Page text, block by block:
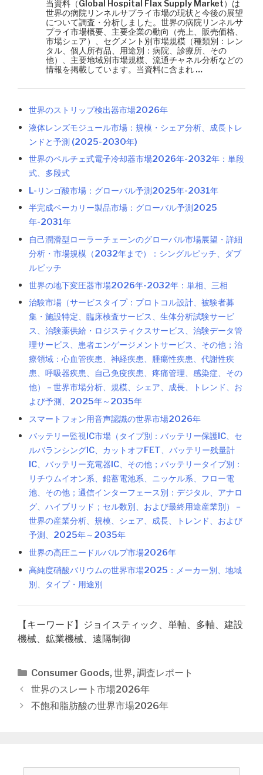
当資料（Global Hospital Flax Supply Market）は
世界の病院リンネルサプライ市場の現状と今後の展望
について調査・分析しました。世界の病院リンネルサ
プライ市場概要、主要企業の動向（売上、販売価格、
市場シェア）、セグメント別市場規模（種類別：レン
タル、個人所有品、用途別：病院、診療所、その
他）、主要地域別市場規模、流通チャネル分析などの
情報を掲載しています。当資料に含まれ …
世界のストリップ検出器市場2026年
液体レンズモジュール市場：規模・シェア分析、成長トレ
ンドと予測 (2025-2030年)
世界のペルチェ式電子冷却器市場2026年-2032年：単段
式、多段式
L-リンゴ酸市場：グローバル予測2025年-2031年
半完成ベーカリー製品市場：グローバル予測2025
年-2031年
自己潤滑型ローラーチェーンのグローバル市場展望・詳細
分析・市場規模（2032年まで）：シングルピッチ、ダブ
ルピッチ
世界の地下変圧器市場2026年-2032年：単相、三相
治験市場（サービスタイプ：プロトコル設計、被験者募
集・施設特定、臨床検査サービス、生体分析試験サービ
ス、治験薬供給・ロジスティクスサービス、治験データ管
理サービス、患者エンゲージメントサービス、その他；治
療領域：心血管疾患、神経疾患、腫瘍性疾患、代謝性疾
患、呼吸器疾患、自己免疫疾患、疼痛管理、感染症、その
他）－世界市場分析、規模、シェア、成長、トレンド、お
よび予測、2025年～2035年
スマートフォン用音声認識の世界市場2026年
バッテリー監視IC市場（タイプ別：バッテリー保護IC、セ
ルバランシングIC、カットオフFET、バッテリー残量計
IC、バッテリー充電器IC、その他；バッテリータイプ別：
リチウムイオン系、鉛蓄電池系、ニッケル系、フロー電
池、その他；通信インターフェース別：デジタル、アナロ
グ、ハイブリッド；セル数別、および最終用途産業別）－
世界の産業分析、規模、シェア、成長、トレンド、および
予測、2025年～2035年
世界の高圧ニードルバルブ市場2026年
高純度硝酸バリウムの世界市場2025：メーカー別、地域
別、タイプ・用途別
【キーワード】ジョイスティック、単軸、多軸、建設
機械、鉱業機械、遠隔制御
カ
テ
ゴ
リ
Consumer Goods, 世界, 調査レポート
投
稿
世界のスレート市場2026年
不飽和脂肪酸の世界市場2026年